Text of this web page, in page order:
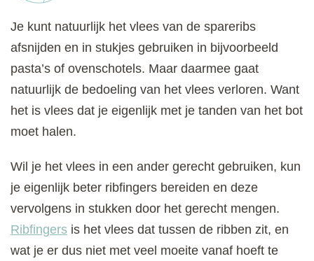
Je kunt natuurlijk het vlees van de spareribs
afsnijden en in stukjes gebruiken in bijvoorbeeld
pasta’s of ovenschotels. Maar daarmee gaat
natuurlijk de bedoeling van het vlees verloren. Want
het is vlees dat je eigenlijk met je tanden van het bot
moet halen.
Wil je het vlees in een ander gerecht gebruiken, kun
je eigenlijk beter ribfingers bereiden en deze
vervolgens in stukken door het gerecht mengen.
Ribfingers is het vlees dat tussen de ribben zit, en
wat je er dus niet met veel moeite vanaf hoeft te